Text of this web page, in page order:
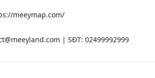
meeymap.com/
| SĐT: 02499992999